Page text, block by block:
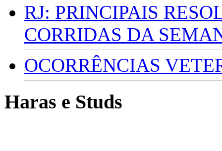
RJ: PRINCIPAIS
CORRIDAS DA
OCORRÊNCIAS
Haras e Studs